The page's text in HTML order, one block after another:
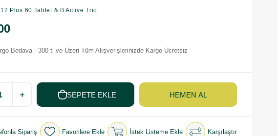
Plus 60 Tablet & B Active Trio
Bedava - 300 tl ve Üzeri Tüm Alışverişlerinizde Kargo Ücretsiz
Sipariş Favorilere Ekle İstek Listeme Ekle Karşılaştır